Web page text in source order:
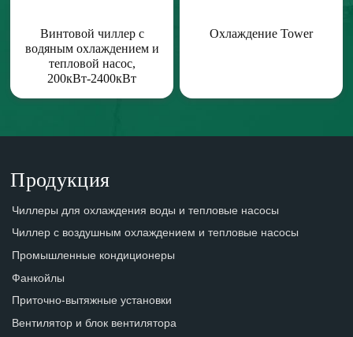
Винтовой чиллер с
водяным охлаждением и
тепловой насос,
200кВт-2400кВт
Охлаждение Tower
Продукция
Чиллеры для охлаждения воды и тепловые насосы
Чиллер с воздушным охлаждением и тепловые насосы
Промышленные кондиционеры
Фанкойлы
Приточно-вытяжные установки
Вентилятор и блок вентилятора